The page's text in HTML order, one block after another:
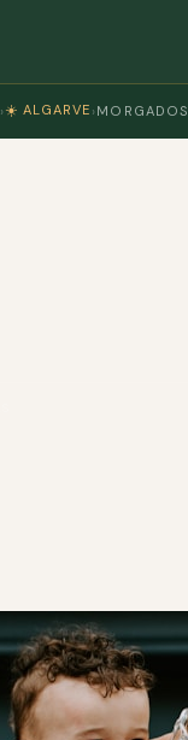
› ☀️ ALGARVE › MORGADOS